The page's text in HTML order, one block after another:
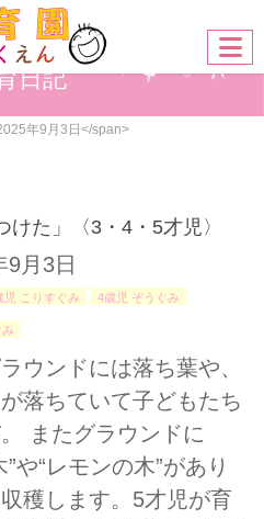
日記
年9月3日</span>
けた」〈3・4・5才児〉
9月3日
児 こりすぐみ 4歳児 ぞうぐみ
ウンドには落ち葉や、
落ちていて子どもたち
またグラウンドに
”や“レモンの木”があり
穫します。5才児が育